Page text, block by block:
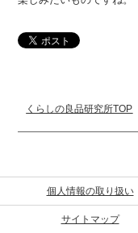
くらしの良品研究所TOP
個人情報の取り扱い
サイトマップ